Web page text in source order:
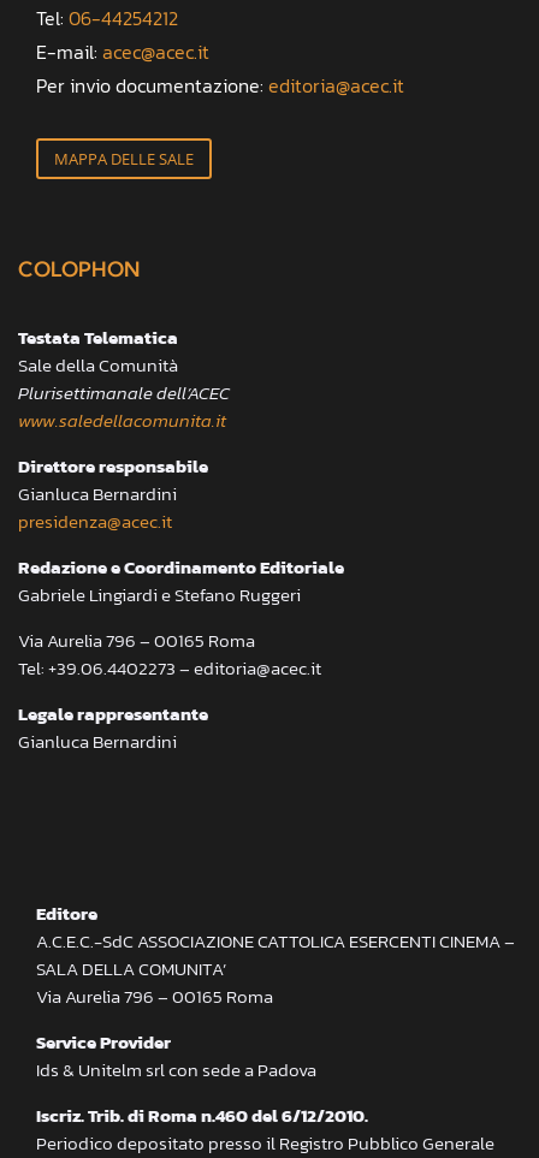
Tel: 06-44254212
E-mail: acec@acec.it
Per invio documentazione: editoria@acec.it
MAPPA DELLE SALE
COLOPHON
Testata Telematica
Sale della Comunità
Plurisettimanale dell’ACEC
www.saledellacomunita.it
Direttore responsabile
Gianluca Bernardini
presidenza@acec.it
Redazione e Coordinamento Editoriale
Gabriele Lingiardi e Stefano Ruggeri
Via Aurelia 796 – 00165 Roma
Tel: +39.06.4402273 – editoria@acec.it
Legale rappresentante
Gianluca Bernardini
Editore
A.C.E.C.-SdC ASSOCIAZIONE CATTOLICA ESERCENTI CINEMA –
SALA DELLA COMUNITA’
Via Aurelia 796 – 00165 Roma
Service Provider
Ids & Unitelm srl con sede a Padova
Iscriz. Trib. di Roma n.460 del 6/12/2010.
Periodico depositato presso il Registro Pubblico Generale